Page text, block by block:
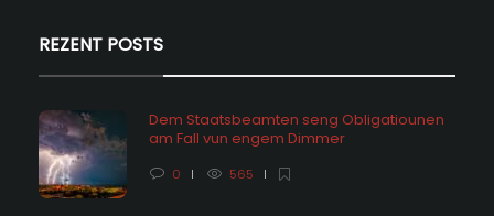
REZENT POSTS
Dem Staatsbeamten seng Obligatiounen
am Fall vun engem Dimmer
0 565